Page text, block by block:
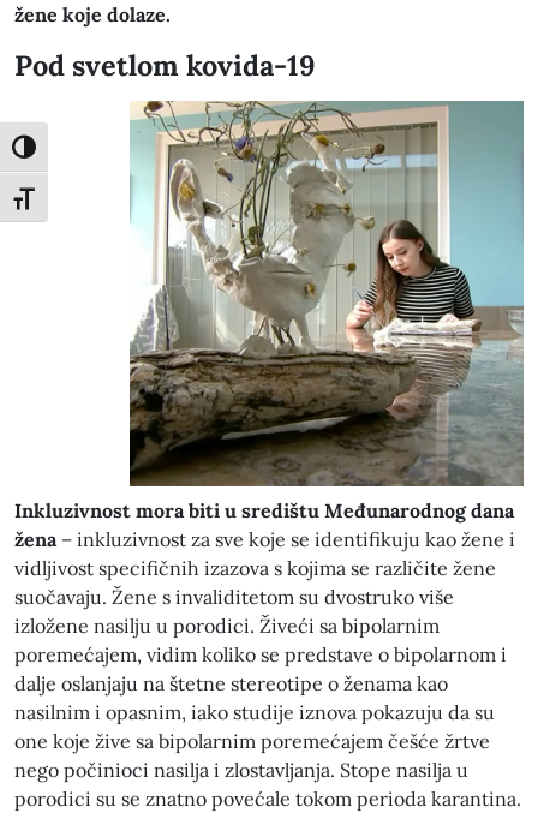
Toggle High Contrast
Toggle Font size
žene koje dolaze.
Pod svetlom kovida-19
Inkluzivnost mora biti u središtu Međunarodnog dana
žena– inkluzivnost za sve koje se identifikuju kao žene i
vidljivost specifičnih izazova s kojima se različite žene
suočavaju. Žene s invaliditetom su dvostruko više
izložene nasilju u porodici. Živeći sa bipolarnim
poremećajem, vidim koliko se predstave o bipolarnom i
dalje oslanjaju na štetne stereotipe o ženama kao
nasilnim i opasnim, iako studije iznova pokazuju da su
one koje žive sa bipolarnim poremećajem češće žrtve
nego počinioci nasilja i zlostavljanja. Stope nasilja u
porodici su se znatno povećale tokom perioda karantina.